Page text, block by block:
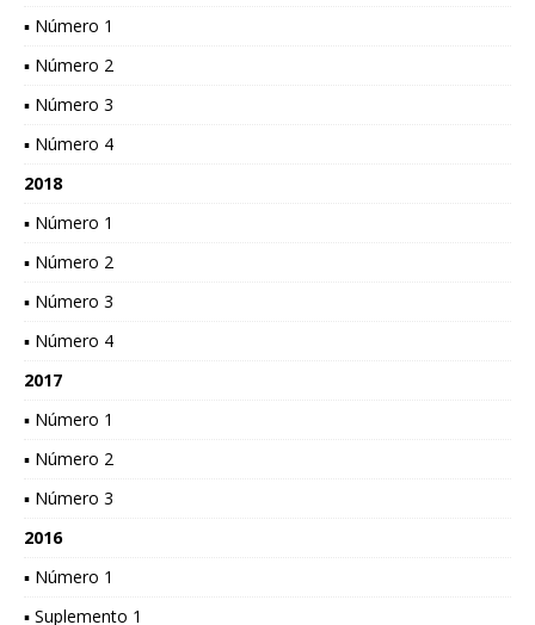
▪ Número 1
▪ Número 2
▪ Número 3
▪ Número 4
2018
▪ Número 1
▪ Número 2
▪ Número 3
▪ Número 4
2017
▪ Número 1
▪ Número 2
▪ Número 3
2016
▪ Número 1
▪ Suplemento 1